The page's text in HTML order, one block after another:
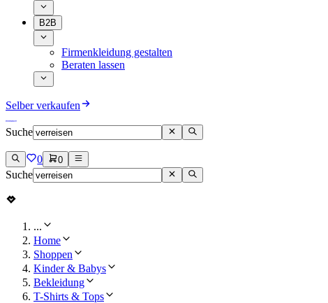
B2B
Firmenkleidung gestalten
Beraten lassen
Selber verkaufen
Suche
0 0
Suche
...
Home
Shoppen
Kinder & Babys
Bekleidung
T-Shirts & Tops